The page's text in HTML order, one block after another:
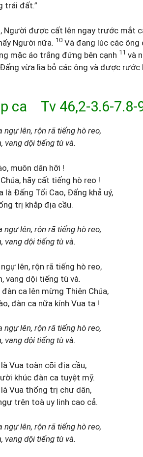
trái đất.”
Người được cất lên ngay trước mắt
Người nữa. 10 Và đang lúc các
mặc áo trắng đứng bên cạnh 11 và
vừa lìa bỏ các ông và được
Tv 46,2-3.6-7.8-
ngự lên, rộn rã tiếng hò reo,
vang dội tiếng tù và.
muôn dân hỡi !
hãy cất tiếng hò reo !
là Đấng Tối Cao, Đấng khả uý,
trị khắp địa cầu.
ngự lên, rộn rã tiếng hò reo,
vang dội tiếng tù và.
lên, rộn rã tiếng hò reo,
vang dội tiếng tù và.
đàn ca lên mừng Thiên Chúa,
đàn ca nữa kính Vua ta !
ngự lên, rộn rã tiếng hò reo,
vang dội tiếng tù và.
Vua toàn cõi địa cầu,
khúc đàn ca tuyệt mỹ.
là Vua thống trị chư dân,
trên toà uy linh cao cả.
ngự lên, rộn rã tiếng hò reo,
vang dội tiếng tù và.